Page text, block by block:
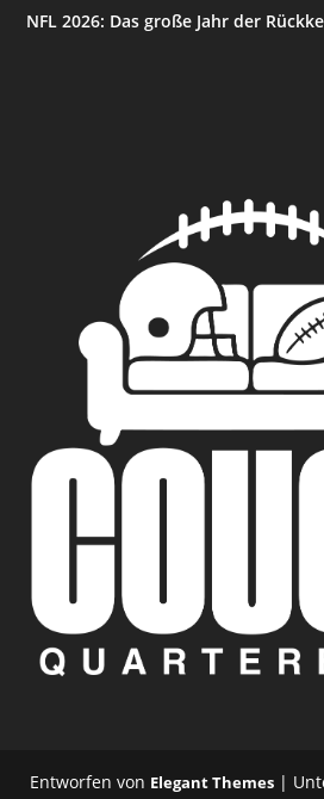
NFL 2026: Das große Jahr der
Entworfen von Elegant Themes |